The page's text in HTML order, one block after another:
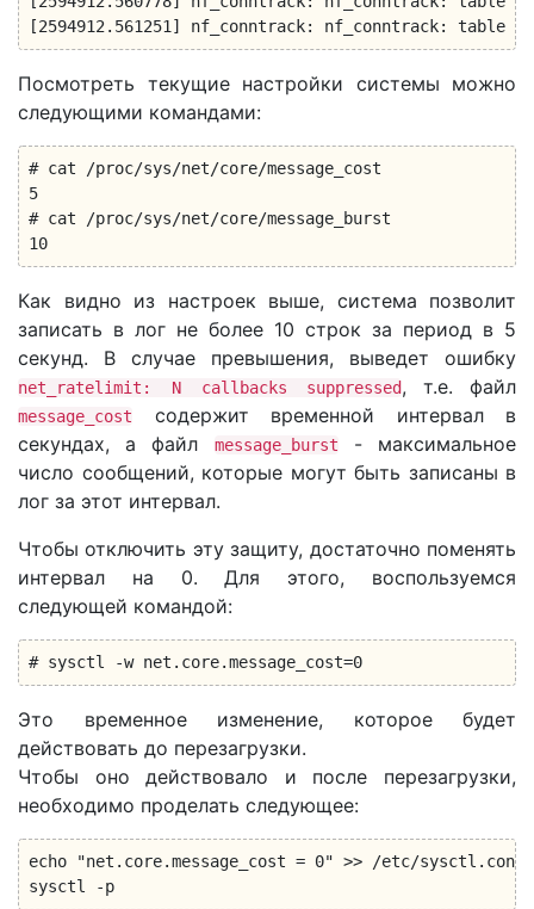
[2594912.561251] nf_conntrack: nf_conntrack: table
Посмотреть текущие настройки системы можно
следующими командами:
# cat /proc/sys/net/core/message_cost
5
# cat /proc/sys/net/core/message_burst
10
Как видно из настроек выше, система позволит
записать в лог не более 10 строк за период в 5
секунд. В случае превышения, выведет ошибку
net_ratelimit: N callbacks suppressed, т.е. файл
message_cost
содержит временной интервал в
секундах, а файл
message_burst- максимальное
число сообщений, которые могут быть записаны в
лог за этот интервал.
Чтобы отключить эту защиту, достаточно поменять
интервал на 0. Для этого, воспользуемся
следующей командой:
# sysctl -w net.core.message_cost=0
Это временное изменение, которое будет
действовать до перезагрузки.
Чтобы оно действовало и после перезагрузки,
необходимо проделать следующее:
echo "net.core.message_cost = 0" >> /etc/sysctl.conf
sysctl -p